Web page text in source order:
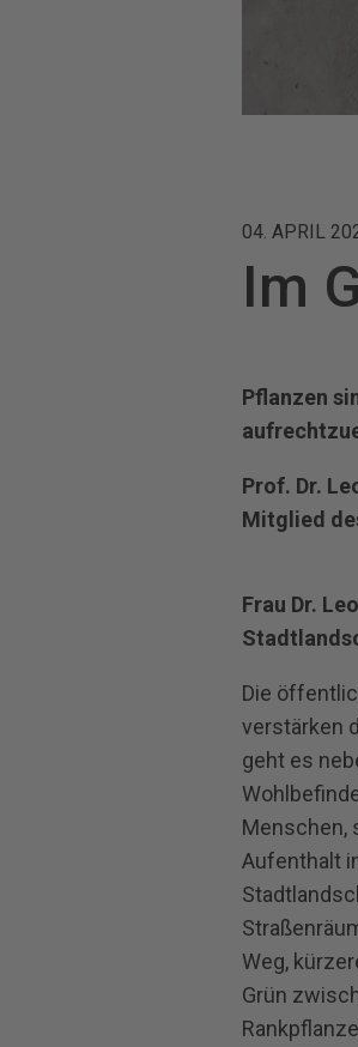
04. APRIL
Im
Pflanzen
Prof. Dr.
Mitglied
Frau Dr.
Die
verstärken
geht es
Menschen,
Aufenthalt
Weg,
Grün